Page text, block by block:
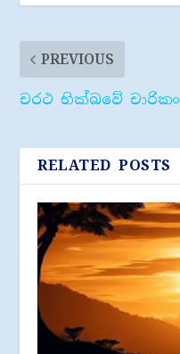
PREVIOUS
චරථ භික්ඛවේ චාරිකං
RELATED POSTS